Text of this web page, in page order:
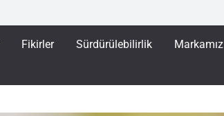
Fikirler Sürdürülebilirlik Markamız